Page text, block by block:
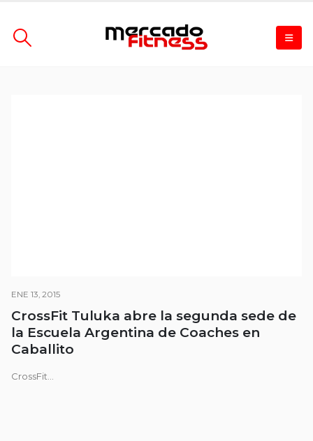
ENE 13, 2015
CrossFit Tuluka abre la segunda sede de
la Escuela Argentina de Coaches en
Caballito
CrossFit...